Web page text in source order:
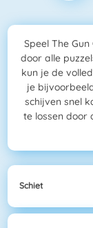
Speel The
door alle
kun je de
je
schijven snel
te lossen door
Schiet